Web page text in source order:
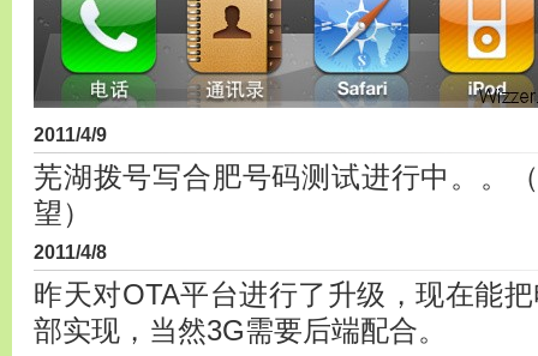
2011/4/9
芜湖拨号写合肥号码测试进行中。。
望）
2011/4/8
昨天对OTA平台进行了升级，现在能
部实现，当然3G需要后端配合。